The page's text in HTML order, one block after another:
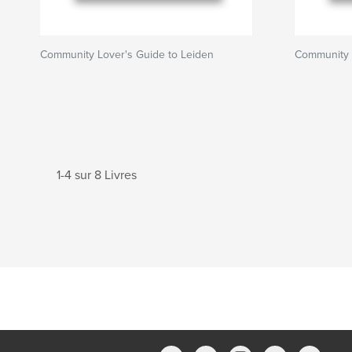
Community Lover's Guide to Leiden
1-4 sur 8 Livres